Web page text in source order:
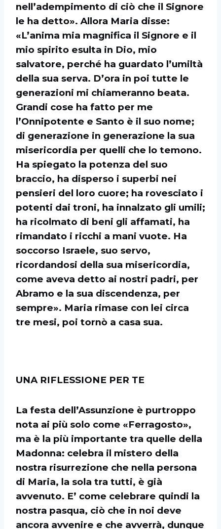
nell’adempimento di ciò che il Signore
le ha detto». Allora Maria disse:
«L’anima mia magnifica il Signore e il
mio spirito esulta in Dio, mio
salvatore, perché ha guardato l’umiltà
della sua serva. D’ora in poi tutte le
generazioni mi chiameranno beata.
Grandi cose ha fatto per me
l’Onnipotente e Santo è il suo nome;
di generazione in generazione la sua
misericordia per quelli che lo temono.
Ha spiegato la potenza del suo
braccio, ha disperso i superbi nei
pensieri del loro cuore; ha rovesciato i
potenti dai troni, ha innalzato gli umili;
ha ricolmato di beni gli affamati, ha
rimandato i ricchi a mani vuote. Ha
soccorso Israele, suo servo,
ricordandosi della sua misericordia,
come aveva detto ai nostri padri, per
Abramo e la sua discendenza, per
sempre». Maria rimase con lei circa
tre mesi, poi tornò a casa sua.
UNA RIFLESSIONE PER TE
La festa dell’Assunzione è purtroppo
nota ai più solo come «Ferragosto»,
ma è la più importante tra quelle della
Madonna: celebra il mistero della
nostra risurrezione che nella persona
di Maria, la sola tra tutti, è già
avvenuto. E’ come celebrare quindi la
nostra pasqua, ciò che in noi deve
ancora avvenire e che avverrà, dunque